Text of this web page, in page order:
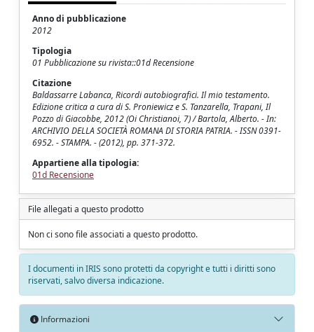
Anno di pubblicazione
2012
Tipologia
01 Pubblicazione su rivista::01d Recensione
Citazione
Baldassarre Labanca, Ricordi autobiografici. Il mio testamento.
Edizione critica a cura di S. Proniewicz e S. Tanzarella, Trapani, Il
Pozzo di Giacobbe, 2012 (Oi Christianoi, 7) / Bartola, Alberto. - In:
ARCHIVIO DELLA SOCIETÀ ROMANA DI STORIA PATRIA. - ISSN 0391-
6952. - STAMPA. - (2012), pp. 371-372.
Appartiene alla tipologia:
01d Recensione
File allegati a questo prodotto
Non ci sono file associati a questo prodotto.
I documenti in IRIS sono protetti da copyright e tutti i diritti sono
riservati, salvo diversa indicazione.
Informazioni